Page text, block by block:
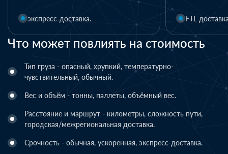
Что может повлиять на стоимость
Тип груза - опасный, хрупкий, температурно-
чувствительный, обычный.
Вес и объём - тонны, паллеты, объёмный вес.
Расстояние и маршрут - километры, сложность пути,
городская/межрегиональная доставка.
Срочность - обычная, ускоренная, экспресс-доставка.
FTL доставка